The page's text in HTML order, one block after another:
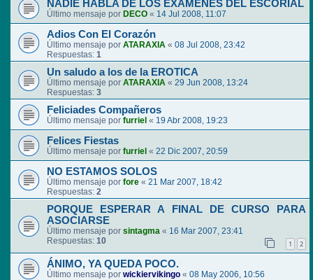
NADIE HABLA DE LOS EXAMENES DEL ESCORIAL
Último mensaje por DECO « 14 Jul 2008, 11:07
Adios Con El Corazón
Último mensaje por ATARAXIA « 08 Jul 2008, 23:42
Respuestas: 1
Un saludo a los de la EROTICA
Último mensaje por ATARAXIA « 29 Jun 2008, 13:24
Respuestas: 3
Feliciades Compañeros
Último mensaje por furriel « 19 Abr 2008, 19:23
Felices Fiestas
Último mensaje por furriel « 22 Dic 2007, 20:59
NO ESTAMOS SOLOS
Último mensaje por fore « 21 Mar 2007, 18:42
Respuestas: 2
PORQUE ESPERAR A FINAL DE CURSO PARA
ASOCIARSE
Último mensaje por sintagma « 16 Mar 2007, 23:41
Respuestas: 10 1 2
ÁNIMO, YA QUEDA POCO.
Último mensaje por wickiervikingo « 08 May 2006, 10:56